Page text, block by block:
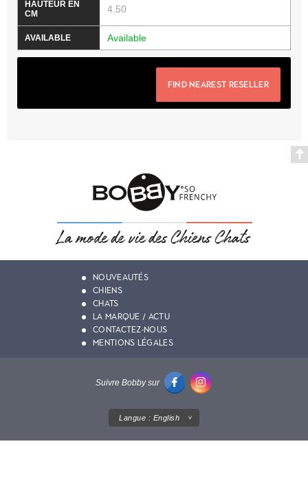
4.50
Available
FIND NEAREST RESELLER
NOUVEAUTÉS
CHIENS
CHATS
LA MARQUE / ACTU
CONTACTEZ-NOUS
MENTIONS LÉGALES
Suivre Bobby sur
Langue : English